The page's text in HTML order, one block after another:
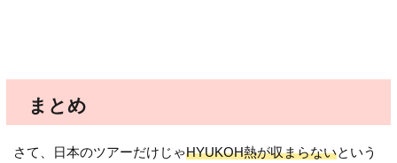
まとめ
さて、日本のツアーだけじゃHYUKOH熱が収まらないという